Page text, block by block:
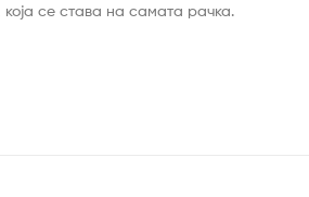
се става на самата рачка.